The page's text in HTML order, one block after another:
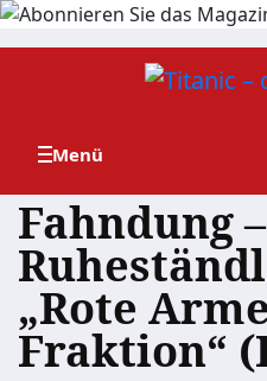
Zum
Fahndung –
„Rote
Fraktion“